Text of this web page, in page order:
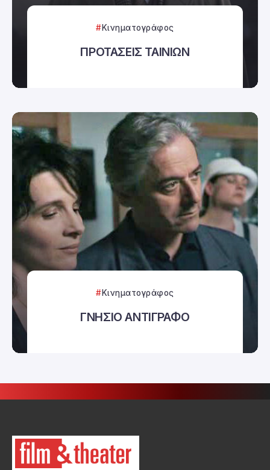
Κινηματογράφος
ΠΡΟΤΑΣΕΙΣ ΤΑΙΝΙΩΝ
Κινηματογράφος
ΓΝΗΣΙΟ ΑΝΤΙΓΡΑΦΟ